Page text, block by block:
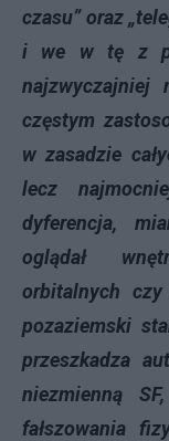
czasu” oraz
i we w tę z
najzwyczajniej
częstym
w zasadzie
lecz
dyferencja,
oglądał
orbitalnych
pozaziemski
przeszkadza
niezmienną
fałszowania